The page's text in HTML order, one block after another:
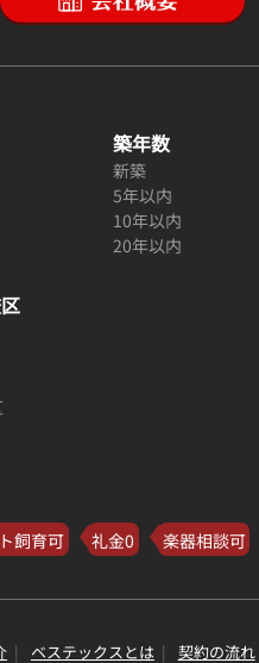
築年数
新築
5年以内
10年以内
20年以内
飼育可 礼金0 楽器相談可
ベステックスとは 契約の流れ